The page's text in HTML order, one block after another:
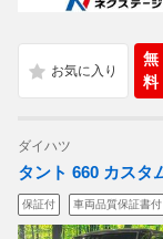
無
料
ダイハツ
タント 660 カスタ
保証付 車両品質保証書付